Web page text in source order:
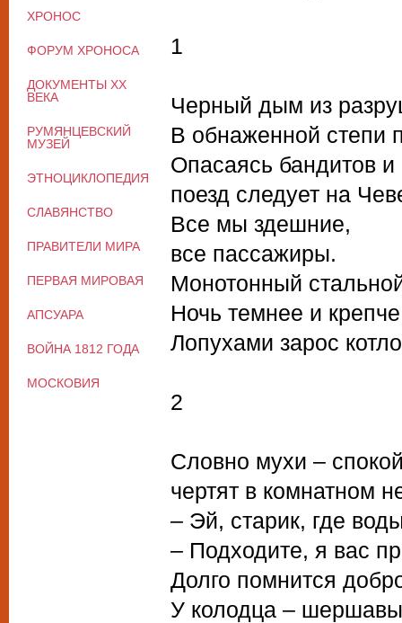
1
Черный дым из
В обнаженной степи
Опасаясь бандитов
поезд следует на
Все мы здешние,
все пассажиры.
Монотонный
Ночь темнее и
Лопухами зарос
2
Словно мухи –
чертят в комнатном
– Эй, старик, где
– Подходите, я вас
Долго помнится
У колодца –
ХРОНОС
ФОРУМ ХРОНОСА
ДОКУМЕНТЫ XX
ВЕКА
РУМЯНЦЕВСКИЙ
МУЗЕЙ
ЭТНОЦИКЛОПЕДИЯ
СЛАВЯНСТВО
ПРАВИТЕЛИ МИРА
ПЕРВАЯ МИРОВАЯ
АПСУАРА
ВОЙНА 1812 ГОДА
МОСКОВИЯ